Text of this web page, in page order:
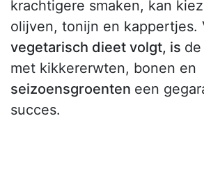
krachtigere smaken, kan
olijven, tonijn en kappertjes.
vegetarisch dieet volgt, is
met kikkererwten, bonen en
seizoensgroenten een
succes.